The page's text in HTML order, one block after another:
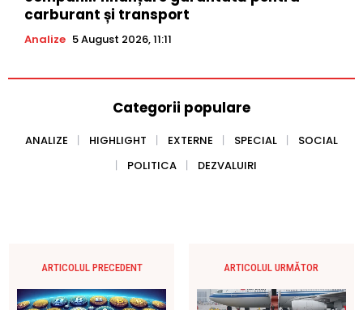
carburant și transport
Analize 5 August 2026, 11:11
Categorii populare
ANALIZE HIGHLIGHT EXTERNE SPECIAL
SOCIAL
POLITICA
DEZVALUIRI
ARTICOLUL PRECEDENT ARTICOLUL URMĂTOR